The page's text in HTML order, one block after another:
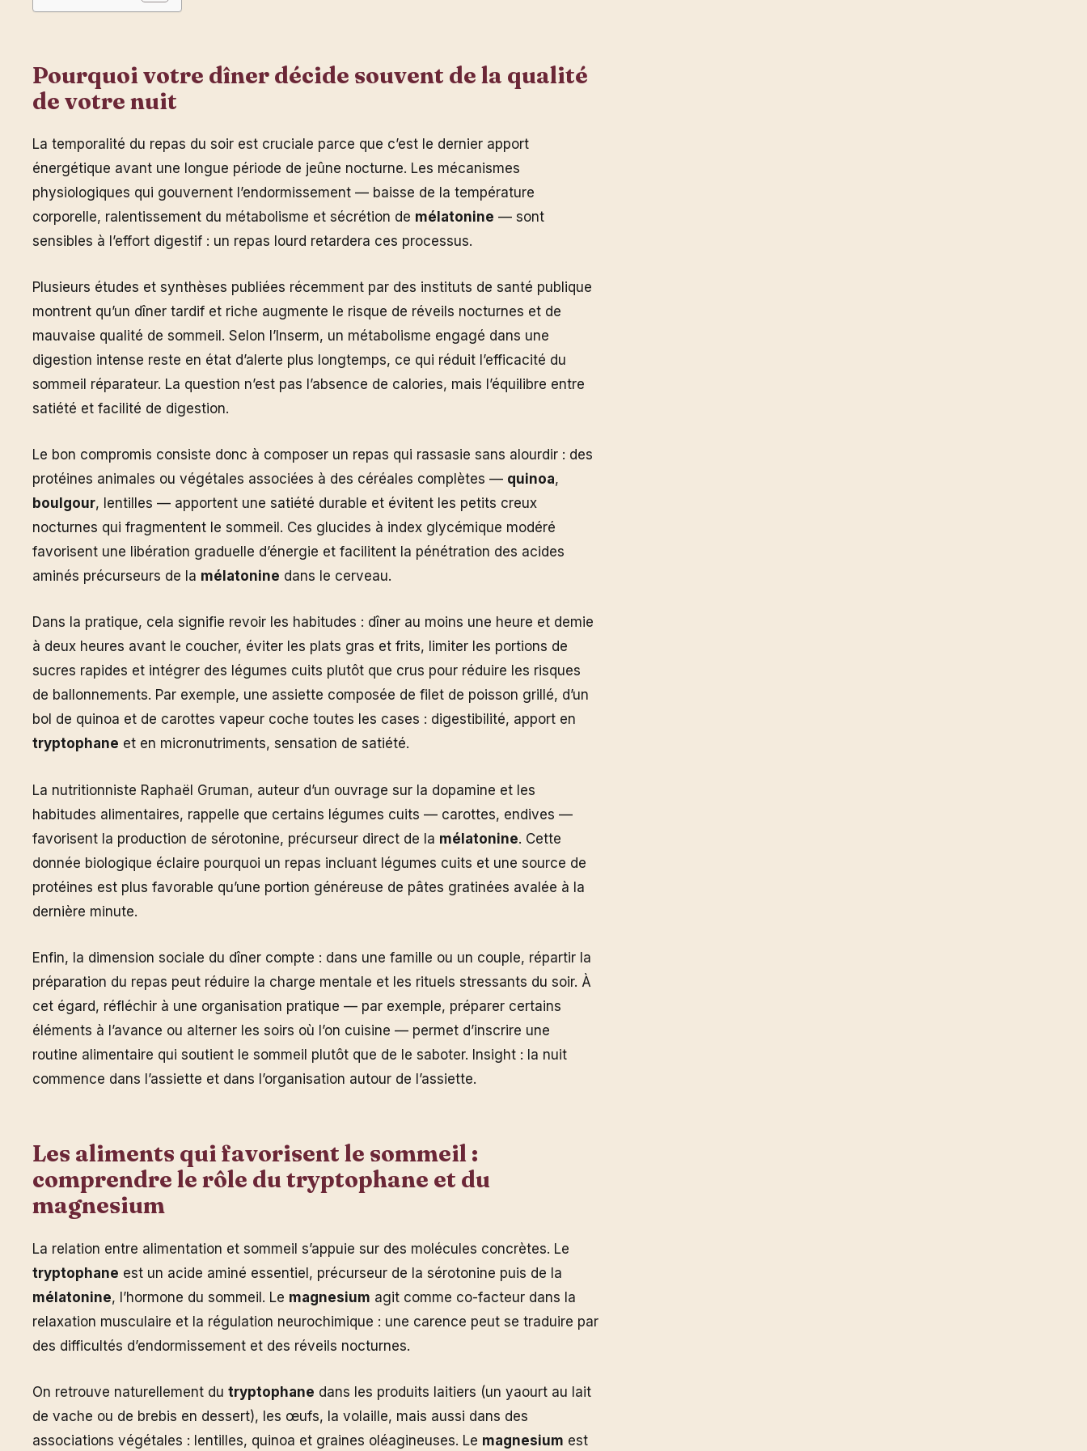
Pourquoi votre dîner décide souvent de la qualité
de votre nuit
La temporalité du repas du soir est cruciale parce que c’est le dernier apport
énergétique avant une longue période de jeûne nocturne. Les mécanismes
physiologiques qui gouvernent l’endormissement — baisse de la température
corporelle, ralentissement du métabolisme et sécrétion de mélatonine — sont
sensibles à l’effort digestif : un repas lourd retardera ces processus.
Plusieurs études et synthèses publiées récemment par des instituts de santé publique
montrent qu’un dîner tardif et riche augmente le risque de réveils nocturnes et de
mauvaise qualité de sommeil. Selon l’Inserm, un métabolisme engagé dans une
digestion intense reste en état d’alerte plus longtemps, ce qui réduit l’efficacité du
sommeil réparateur. La question n’est pas l’absence de calories, mais l’équilibre entre
satiété et facilité de digestion.
Le bon compromis consiste donc à composer un repas qui rassasie sans alourdir : des
protéines animales ou végétales associées à des céréales complètes — quinoa,
boulgour, lentilles — apportent une satiété durable et évitent les petits creux
nocturnes qui fragmentent le sommeil. Ces glucides à index glycémique modéré
favorisent une libération graduelle d’énergie et facilitent la pénétration des acides
aminés précurseurs de la mélatonine dans le cerveau.
Dans la pratique, cela signifie revoir les habitudes : dîner au moins une heure et demie
à deux heures avant le coucher, éviter les plats gras et frits, limiter les portions de
sucres rapides et intégrer des légumes cuits plutôt que crus pour réduire les risques
de ballonnements. Par exemple, une assiette composée de filet de poisson grillé, d’un
bol de quinoa et de carottes vapeur coche toutes les cases : digestibilité, apport en
tryptophane et en micronutriments, sensation de satiété.
La nutritionniste Raphaël Gruman, auteur d’un ouvrage sur la dopamine et les
habitudes alimentaires, rappelle que certains légumes cuits — carottes, endives —
favorisent la production de sérotonine, précurseur direct de la mélatonine. Cette
donnée biologique éclaire pourquoi un repas incluant légumes cuits et une source de
protéines est plus favorable qu’une portion généreuse de pâtes gratinées avalée à la
dernière minute.
Enfin, la dimension sociale du dîner compte : dans une famille ou un couple, répartir la
préparation du repas peut réduire la charge mentale et les rituels stressants du soir. À
cet égard, réfléchir à une organisation pratique — par exemple, préparer certains
éléments à l’avance ou alterner les soirs où l’on cuisine — permet d’inscrire une
routine alimentaire qui soutient le sommeil plutôt que de le saboter. Insight : la nuit
commence dans l’assiette et dans l’organisation autour de l’assiette.
Les aliments qui favorisent le sommeil :
comprendre le rôle du tryptophane et du
magnesium
La relation entre alimentation et sommeil s’appuie sur des molécules concrètes. Le
tryptophane est un acide aminé essentiel, précurseur de la sérotonine puis de la
mélatonine, l’hormone du sommeil. Le magnesium agit comme co-facteur dans la
relaxation musculaire et la régulation neurochimique : une carence peut se traduire par
des difficultés d’endormissement et des réveils nocturnes.
On retrouve naturellement du tryptophane dans les produits laitiers (un yaourt au lait
de vache ou de brebis en dessert), les œufs, la volaille, mais aussi dans des
associations végétales : lentilles, quinoa et graines oléagineuses. Le magnesium est